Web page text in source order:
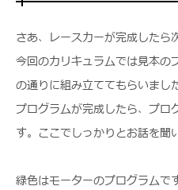
さあ、レースカーが完成したら
今回のカリキュラムでは見本の
の通りに組み立ててもらいまし
プログラムが完成したら、プロ
す。ここでしっかりとお話を聞
緑色はモーターのプログラムで